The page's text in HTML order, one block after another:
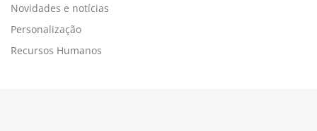
Novidades e notícias
Personalização
Recursos Humanos